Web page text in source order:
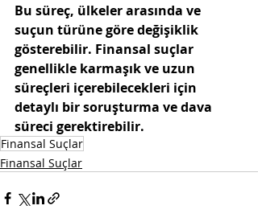
Bu süreç, ülkeler arasında ve
suçun türüne göre değişiklik
gösterebilir. Finansal suçlar
genellikle karmaşık ve uzun
süreçleri içerebilecekleri için
detaylı bir soruşturma ve dava
süreci gerektirebilir.
Finansal Suçlar
Finansal Suçlar